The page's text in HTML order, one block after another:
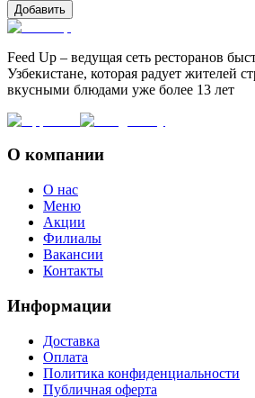
Добавить
Feed Up – ведущая сеть ресторанов
Узбекистане, которая радует жителей
вкусными блюдами уже более 13 лет
О компании
О нас
Меню
Акции
Филиалы
Вакансии
Контакты
Информации
Доставка
Оплата
Политика конфиденциальности
Публичная оферта